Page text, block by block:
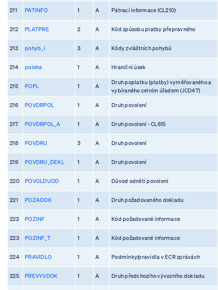
211 PATINFO 1 A Pátrací informace (CL210)
212 PLATPRE 2 A Kód způsobu platby přepravného
213 pohyb_i 3 A Kódy zvláštních pohybů
214 poloha 1 A Hraniční úsek
215 POPL 1 A
Druh poplatku (platby) vyměřovaného a
vybíraného celním úřadem (JCD47)
216 POVDRPOL 1 A Druh povolení
217 POVDRPOL_A 1 A Druh povolení - CL615
218 POVDRU 3 A Druh povolení
219 POVDRU_DEKL 1 A Druh povolení
220 POVOLDUOD 1 A Důvod odnětí povolení
221 POZADOK 1 A Druh požadovaného dokladu
222 POZINF 1 A Kód požadované informace
223 POZINF_T 1 A Kód požadované informace
224 PRAVIDLO 1 A Podmínky/pravidla v ECR zprávách
225 PREVYVDOK 1 A Druh předchozího vývozního dokladu